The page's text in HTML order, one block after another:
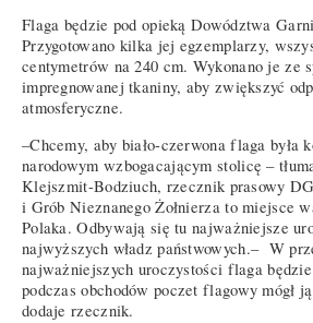
Flaga będzie pod opieką Dowództwa
Przygotowano kilka jej egzemplarzy,
centymetrów na 240 cm. Wykonano je ze
impregnowanej tkaniny, aby zwiększyć
atmosferyczne.
–Chcemy, aby biało-czerwona flaga była
narodowym wzbogacającym stolicę –
Klejszmit-Bodziuch, rzecznik prasowy
i Grób Nieznanego Żołnierza to miejsce
Polaka. Odbywają się tu najważniejsze
najwyższych władz państwowych.– W
najważniejszych uroczystości flaga
podczas obchodów poczet flagowy mógł
dodaje rzecznik.